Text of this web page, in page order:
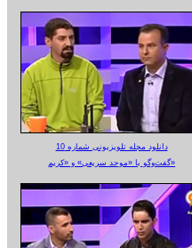
دانلود مجله تلویزیونی شماره 10
گفت‌وگو با «موحد سریعی» و «کریم»